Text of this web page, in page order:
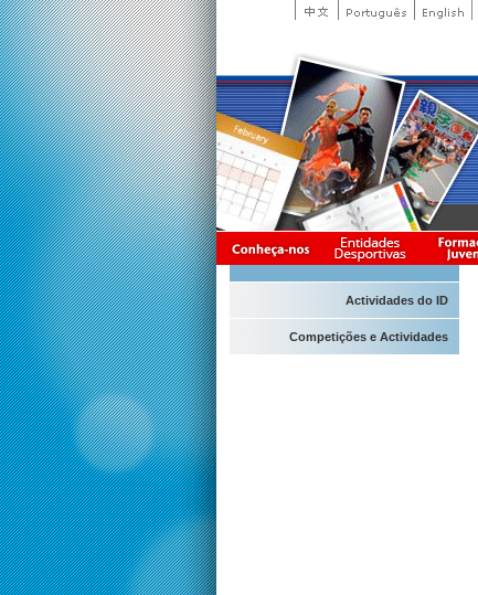
Actividades do ID
Competições e Actividades